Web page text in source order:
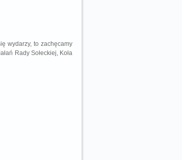
wydarzy, to zachęcamy
Rady Sołeckiej, Koła